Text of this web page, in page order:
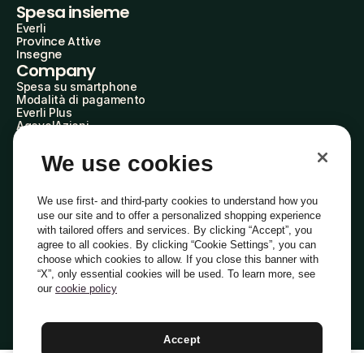
Spesa insieme
Everli
Province Attive
Insegne
Company
Spesa su smartphone
Modalità di pagamento
Everli Plus
AgevolAzioni
Everli Shoppers
Scopri chi siamo
Domande frequenti
Lavora con noi
Diventa Shopper
Investitori
PrivacyCookiePreferenze Cookie
Termini e Condizioni
Italiano
We use cookies
We use first- and third-party cookies to understand how you
use our site and to offer a personalized shopping experience
with tailored offers and services. By clicking “Accept”, you
agree to all cookies. By clicking “Cookie Settings”, you can
choose which cookies to allow. If you close this banner with
“X”, only essential cookies will be used. To learn more, see
our cookie policy
Accept